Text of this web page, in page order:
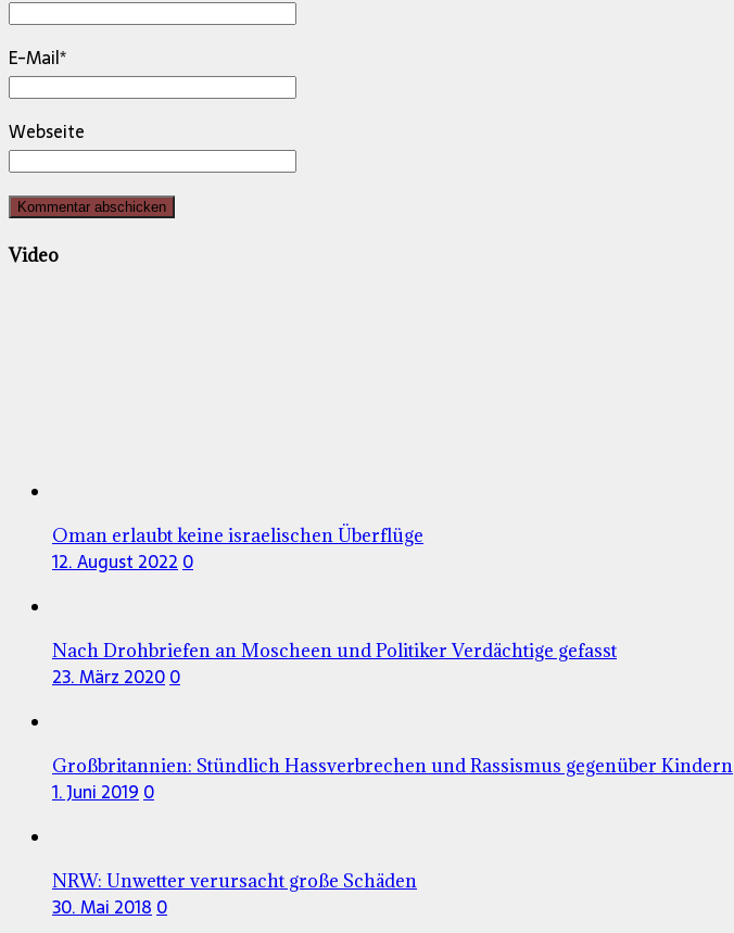
E-Mail*
Webseite
Video
Oman erlaubt keine israelischen Überflüge
12. August 2022 0
Nach Drohbriefen an Moscheen und Politiker Verdächtige gefasst
23. März 20200
Großbritannien: Stündlich Hassverbrechen und Rassismus gegenüber Kindern
1. Juni 2019 0
NRW: Unwetter verursacht große Schäden
30. Mai 2018 0